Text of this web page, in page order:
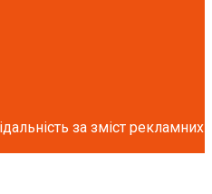
за зміст рекламних